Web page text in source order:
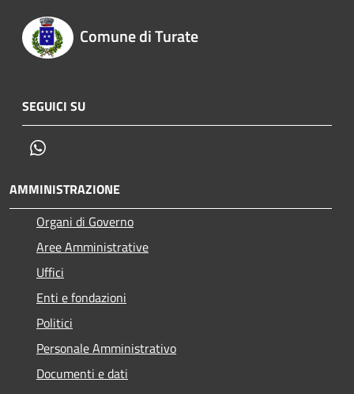
Comune di Turate
SEGUICI SU
AMMINISTRAZIONE
Organi di Governo
Aree Amministrative
Uffici
Enti e fondazioni
Politici
Personale Amministrativo
Documenti e dati